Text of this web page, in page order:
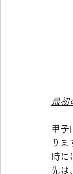
最初
甲子
りま
時に
先は